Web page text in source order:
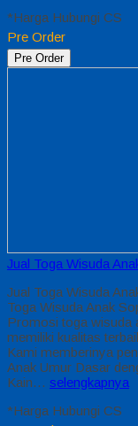
*Harga Hubungi CS
Pre Order
Pre Order
Jual Toga Wisuda
Jual Toga Wisuda
Toga Wisuda Anak
Promosi toga wisuda
memiliki kualitas
Kami memberinya
Anak Umur Dasar
Kain… selengkapnya
*Harga Hubungi CS